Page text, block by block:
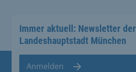
Immer aktuell: Newsletter der
Landeshauptstadt München
Anmelden